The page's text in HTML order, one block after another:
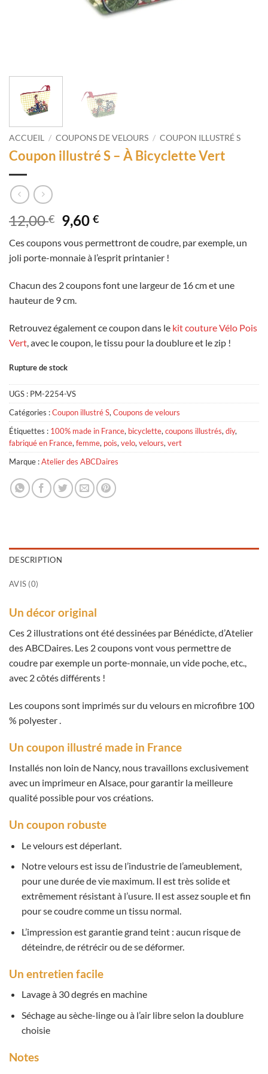
ACCUEIL / COUPONS DE VELOURS / COUPON ILLUSTRÉ S
Coupon illustré S – À Bicyclette Vert
12,00€ Le
prix
initial
était :
9,60€Le
actuel
est :
Ces coupons vous permettront de coudre, par exemple, un
joli porte-monnaie à l’esprit printanier !
Chacun des 2 coupons font une largeur de 16 cm et une
hauteur de 9 cm.
Retrouvez également ce coupon dans le kit couture Vélo Pois
Vert, avec le coupon, le tissu pour la doublure et le zip !
Rupture de stock
UGS : PM-2254-VS
Catégories :Coupon illustré S, Coupons de velours
Étiquettes : 100% made in France, bicyclette, coupons illustrés, diy,
fabriqué en France, femme, pois, velo, velours, vert
Marque :Atelier des ABCDaires
DESCRIPTION
AVIS (0)
Un décor original
Ces 2 illustrations ont été dessinées par Bénédicte, d’Atelier
des ABCDaires. Les 2 coupons vont vous permettre de
coudre par exemple un porte-monnaie, un vide poche, etc.,
avec 2 côtés différents !
Les coupons sont imprimés sur du velours en microfibre 100
% polyester .
Un coupon illustré made in France
Installés non loin de Nancy, nous travaillons exclusivement
avec un imprimeur en Alsace, pour garantir la meilleure
qualité possible pour vos créations.
Un coupon robuste
Le velours est déperlant.
Notre velours est issu de l’industrie de l’ameublement,
pour une durée de vie maximum. Il est très solide et
extrêmement résistant à l’usure. Il est assez souple et fin
pour se coudre comme un tissu normal.
L’impression est garantie grand teint : aucun risque de
déteindre, de rétrécir ou de se déformer.
Un entretien facile
Lavage à 30 degrés en machine
Séchage au sèche-linge ou à l’air libre selon la doublure
choisie
Notes